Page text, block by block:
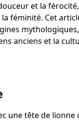
et la
féminité. Cet
anciens et la
une tête de